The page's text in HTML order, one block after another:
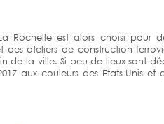
Rochelle est alors choisi pour
ateliers de construction
de la ville. Si peu de lieux sont
aux couleurs des Etats-Unis et